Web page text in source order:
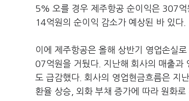
5% 오를 경우 제주항공 순이익은 307
14억원의 순이익 감소가 예상된 바 있다.
이에 제주항공은 올해 상반기 영업손실
07억원을 거뒀다. 지난해 회사의 매출
도 급감했다. 회사의 영업현금흐름은 지
환율 상승, 외화 부채 증가에 따라 원화